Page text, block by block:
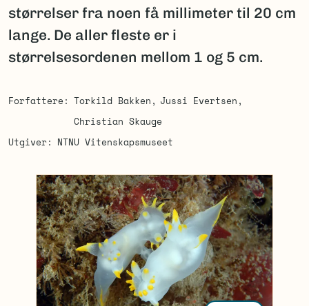
størrelser fra noen få millimeter til 20 cm
lange. De aller fleste er i
størrelsesordenen mellom 1 og 5 cm.
Forfattere Torkild Bakken
Jussi Evertsen
Christian Skauge
Utgiver
NTNU Vitenskapsmuseet